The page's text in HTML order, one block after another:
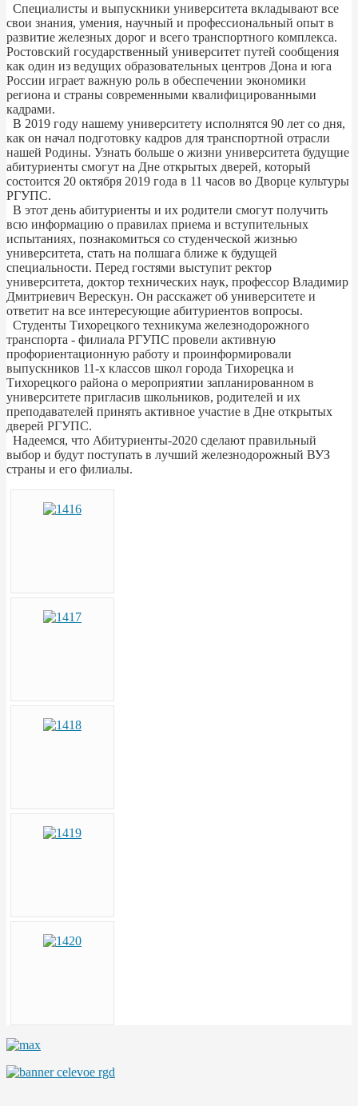
Специалисты и выпускники университета вкладывают все
свои знания, умения, научный и профессиональный опыт в
развитие железных дорог и всего транспортного комплекса.
Ростовский государственный университет путей сообщения
как один из ведущих образовательных центров Дона и юга
России играет важную роль в обеспечении экономики
региона и страны современными квалифицированными
кадрами.
В 2019 году нашему университету исполнятся 90 лет со дня,
как он начал подготовку кадров для транспортной отрасли
нашей Родины. Узнать больше о жизни университета будущие
абитуриенты смогут на Дне открытых дверей, который
состоится 20 октября 2019 года в 11 часов во Дворце культуры
РГУПС.
В этот день абитуриенты и их родители смогут получить
всю информацию о правилах приема и вступительных
испытаниях, познакомиться со студенческой жизнью
университета, стать на полшага ближе к будущей
специальности. Перед гостями выступит ректор
университета, доктор технических наук, профессор Владимир
Дмитриевич Верескун. Он расскажет об университете и
ответит на все интересующие абитуриентов вопросы.
Студенты Тихорецкого техникума железнодорожного
транспорта - филиала РГУПС провели активную
профориентационную работу и проинформировали
выпускников 11-х классов школ города Тихорецка и
Тихорецкого района о мероприятии запланированном в
университете пригласив школьников, родителей и их
преподавателей принять активное участие в Дне открытых
дверей РГУПС.
Надеемся, что Абитуриенты-2020 сделают правильный
выбор и будут поступать в лучший железнодорожный ВУЗ
страны и его филиалы.